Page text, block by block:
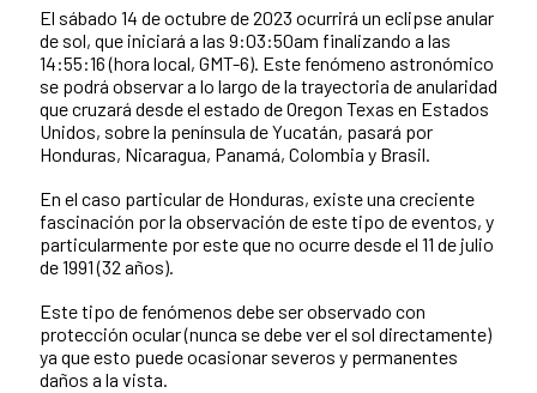
El sábado 14 de octubre de 2023 ocurrirá un eclipse anular
de sol, que iniciará a las 9:03:50am finalizando a las
14:55:16 (hora local, GMT-6). Este fenómeno astronómico
se podrá observar a lo largo de la trayectoria de anularidad
que cruzará desde el estado de Oregon Texas en Estados
Unidos, sobre la península de Yucatán, pasará por
Honduras, Nicaragua, Panamá, Colombia y Brasil.
En el caso particular de Honduras, existe una creciente
fascinación por la observación de este tipo de eventos, y
particularmente por este que no ocurre desde el 11 de julio
de 1991 (32 años).
Este tipo de fenómenos debe ser observado con
protección ocular (nunca se debe ver el sol directamente)
ya que esto puede ocasionar severos y permanentes
daños a la vista.